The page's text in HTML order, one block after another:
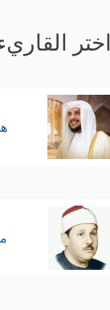
اختر